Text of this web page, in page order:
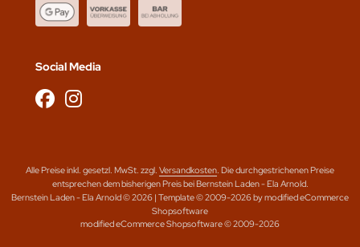
Social Media
Alle Preise inkl. gesetzl. MwSt. zzgl. Versandkosten. Die durchgestrichenen Preise
entsprechen dem bisherigen Preis bei Bernstein Laden - Ela Arnold.
Bernstein Laden - Ela Arnold © 2026 | Template © 2009-2026 by modified eCommerce
Shopsoftware
modified eCommerce Shopsoftware © 2009-2026